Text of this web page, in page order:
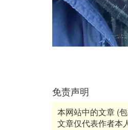
免责声明
本网站中的文章 (
文章仅代表作者本